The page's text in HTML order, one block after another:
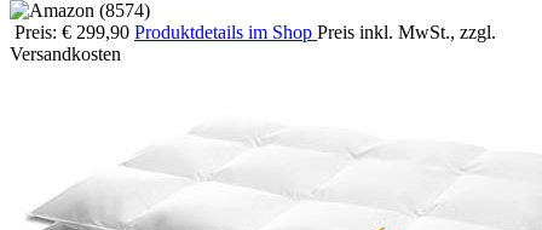
Preis: € 299,90 Produktdetails im Shop Preis inkl. MwSt., zzgl.
Versandkosten